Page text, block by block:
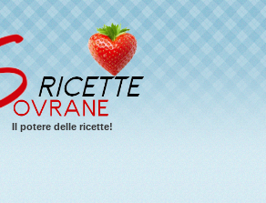
Il potere delle ricette!